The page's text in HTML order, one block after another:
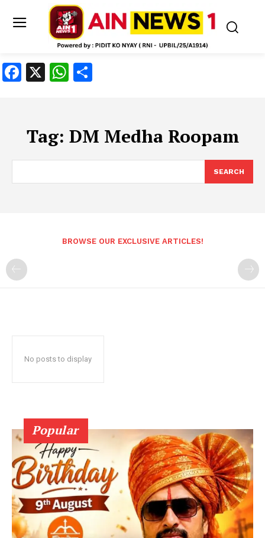
Facebook
X WhatsApp
Tag: DM Medha Roopam
SEARCH
BROWSE OUR EXCLUSIVE ARTICLES!
No posts to display
Popular